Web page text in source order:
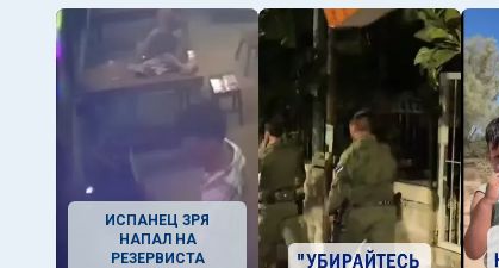
ИСПАНЕЦ ЗРЯ
НАПАЛ НА
РЕЗЕРВИСТА